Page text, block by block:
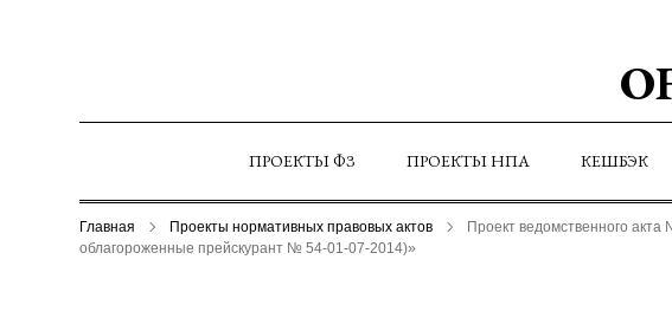
ПРОЕКТЫ ФЗ ПРОЕКТЫ НПА КЕШБЭК
Главная Проекты нормативных правовых актов
Проект ведомственного
облагороженные прейскурант № 54-01-07-2014)»